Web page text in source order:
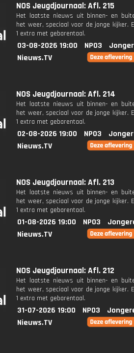
NOS Jeugdjournaal: Afl. 215
Het laatste nieuws uit binnen- en
het weer, speciaal voor de jonge kijker.
1 extra met gebarentaal.
03-08-2026 19:00 NPO3
Nieuws.TV
NOS Jeugdjournaal: Afl. 214
Het laatste nieuws uit binnen- en
het weer, speciaal voor de jonge kijker.
1 extra met gebarentaal.
02-08-2026 19:00 NPO3
Nieuws.TV
NOS Jeugdjournaal: Afl. 213
Het laatste nieuws uit binnen- en
het weer, speciaal voor de jonge kijker.
1 extra met gebarentaal.
01-08-2026 19:00 NPO3
Nieuws.TV
NOS Jeugdjournaal: Afl. 212
Het laatste nieuws uit binnen- en
het weer, speciaal voor de jonge kijker.
1 extra met gebarentaal.
31-07-2026 19:00 NPO3
Nieuws.TV